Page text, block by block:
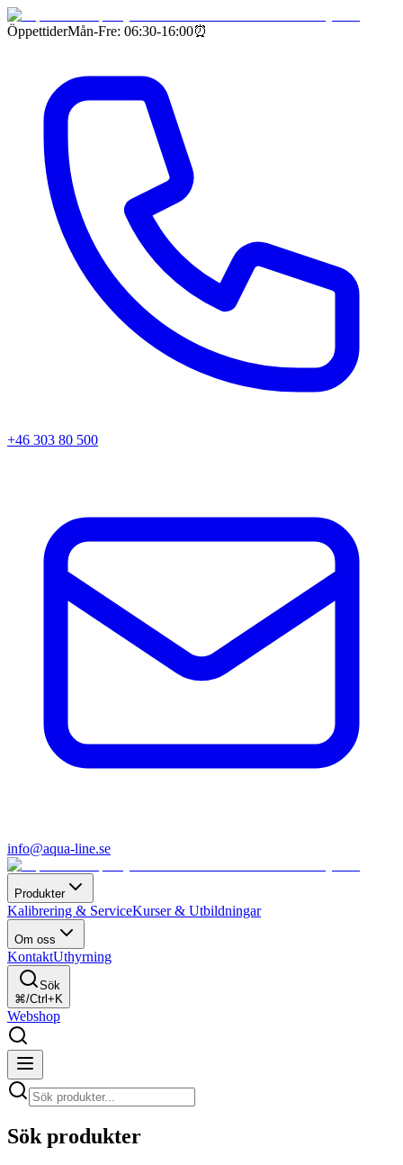
ÖppettiderMån-Fre: 06:30-16:00⏰
+46 303 80 500
info@aqua-line.se
Produkter
Kalibrering & ServiceKurser & Utbildningar
Om oss
KontaktUthyrning
Sök
⌘/Ctrl+K
Webshop
Sök produkter